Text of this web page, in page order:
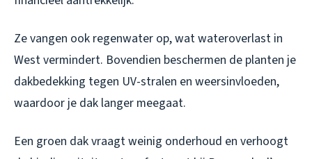
Ze vangen ook regenwater op, wat wateroverlast in
West vermindert. Bovendien beschermen de planten je
dakbedekking tegen UV-stralen en weersinvloeden,
waardoor je dak langer meegaat.
Een groen dak vraagt weinig onderhoud en verhoogt